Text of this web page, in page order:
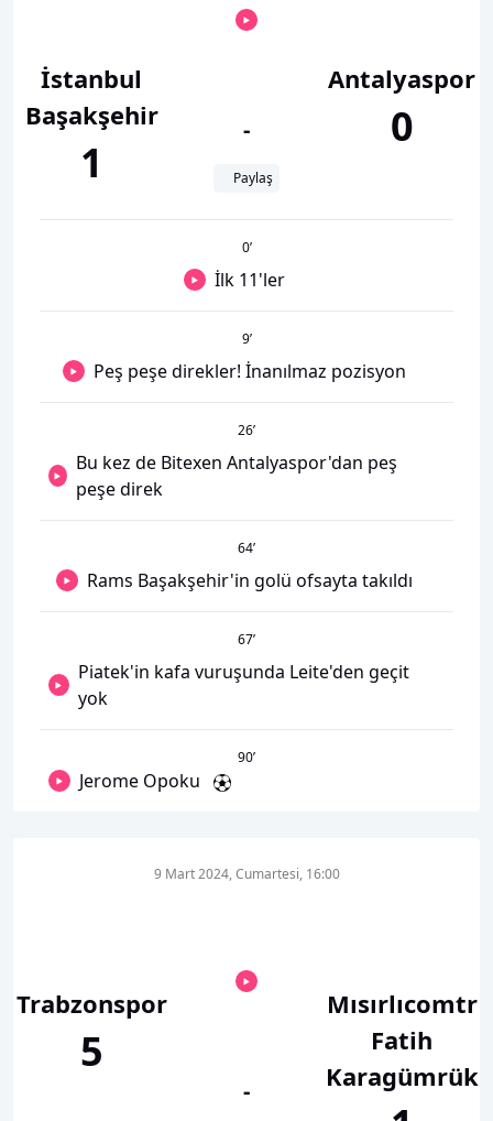
İstanbul
Başakşehir
1
-
Paylaş
Antalyaspor
0
0’
İlk 11'ler
9’
Peş peşe direkler! İnanılmaz pozisyon
26’
Bu kez de Bitexen Antalyaspor'dan peş
peşe direk
64’
Rams Başakşehir'in golü ofsayta takıldı
67’
Piatek'in kafa vuruşunda Leite'den geçit
yok
90’
Jerome Opoku
Trabzonspor
5
9 Mart 2024, Cumartesi, 16:00
-
Mısırlıcomtr
Fatih
Karagümrük